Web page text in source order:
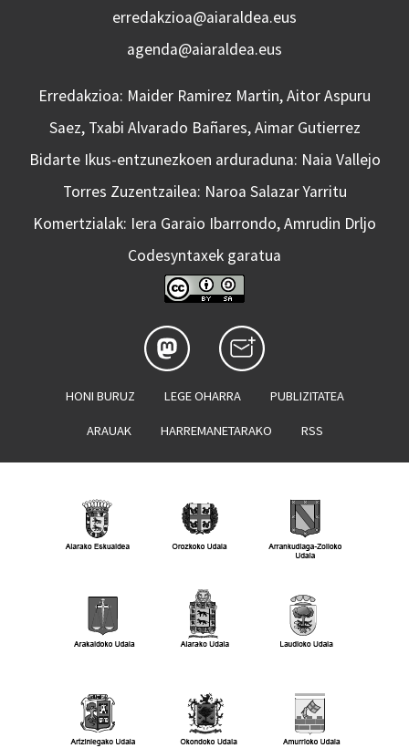
erredakzioa@aiaraldea.eus
agenda@aiaraldea.eus
Erredakzioa: Maider Ramirez Martin, Aitor Aspuru
Saez, Txabi Alvarado Bañares, Aimar Gutierrez
Bidarte Ikus-entzunezkoen arduraduna: Naia Vallejo
Torres Zuzentzailea: Naroa Salazar Yarritu
Komertzialak: Iera Garaio Ibarrondo, Amrudin Drljo
Codesyntaxek garatua
HONI BURUZ LEGE OHARRA PUBLIZITATEA
ARAUAK HARREMANETARAKO RSS